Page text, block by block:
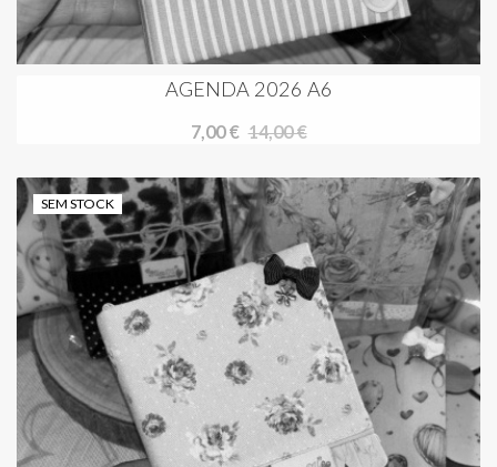
AGENDA 2026 A6
7,00 € 14,00 €
SEM STOCK